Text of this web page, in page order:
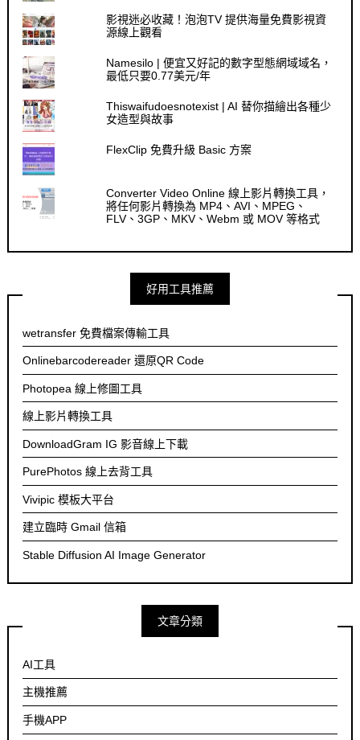
影視迷必收藏！泡泡TV 提供海量免費影視資
源線上觀看
Namesilo | 便宜又好記的數字型態網域域名，
最低只要0.77美元/年
Thiswaifudoesnotexist | AI 替你描繪出各種少
女造型與故事
FlexClip 免費升級 Basic 方案
Converter Video Online 線上影片轉換工具，
將任何影片轉換為 MP4、AVI、MPEG、
FLV、3GP、MKV、Webm 或 MOV 等格式
好用工具推薦
wetransfer 免費檔案傳輸工具
Onlinebarcodereader 還原QR Code
Photopea 線上修圖工具
線上影片轉換工具
DownloadGram IG 影音線上下載
PurePhotos 線上去背工具
Vivipic 模板大平台
建立臨時 Gmail 信箱
Stable Diffusion AI Image Generator
文章分類
AI工具
主機推薦
手機APP